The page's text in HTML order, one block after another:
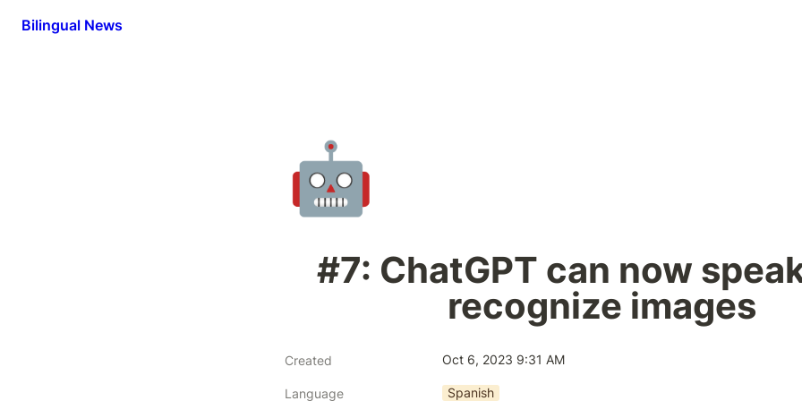
Bilingual News
🤖
#7: ChatGPT can now
recognize images
Created Oct 6, 2023 9:31 AM
Language Spanish